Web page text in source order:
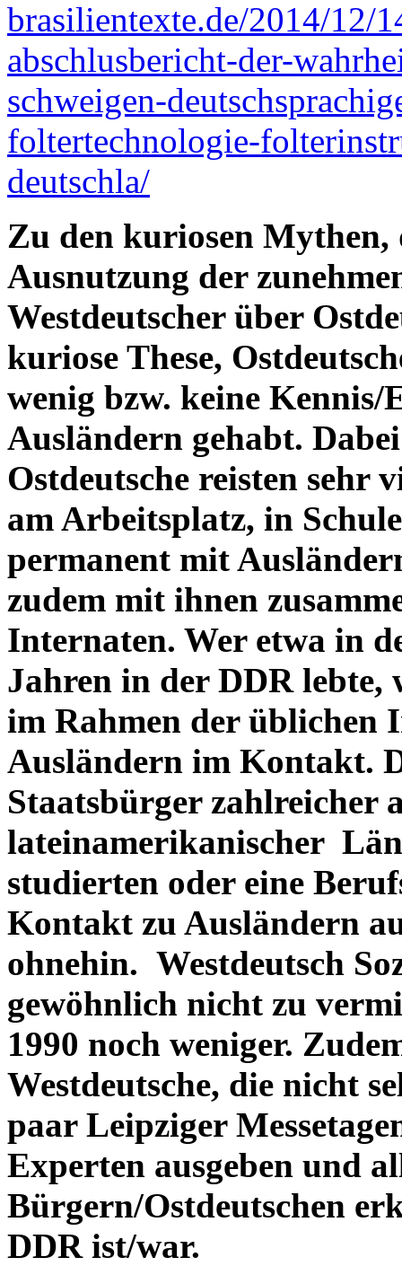
brasilientexte.de/2014/12/
abschlusbericht-der-
schweigen-
foltertechnologie-
deutschla/
Zu den kuriosen Mythen,
Ausnutzung der
Westdeutscher über
kuriose These,
wenig bzw. keine
Ausländern gehabt.
Ostdeutsche reisten sehr
am Arbeitsplatz, in
permanent mit
zudem mit ihnen
Internaten. Wer etwa in
Jahren in der DDR lebte,
im Rahmen der üblichen
Ausländern im Kontakt.
Staatsbürger zahlreicher
lateinamerikanischer
studierten oder eine
Kontakt zu Ausländern
ohnehin. Westdeutsch
gewöhnlich nicht zu
1990 noch weniger.
Westdeutsche, die nicht
paar Leipziger
Experten ausgeben und
Bürgern/Ostdeutschen
DDR ist/war.